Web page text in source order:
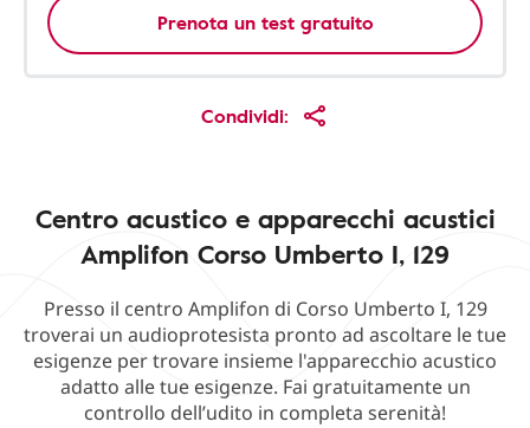
Prenota un test gratuito
Condividi:
Centro acustico e apparecchi acustici
Amplifon Corso Umberto I, 129
Presso il centro Amplifon di Corso Umberto I, 129
troverai un audioprotesista pronto ad ascoltare le tue
esigenze per trovare insieme l'apparecchio acustico
adatto alle tue esigenze. Fai gratuitamente un
controllo dell’udito in completa serenità!